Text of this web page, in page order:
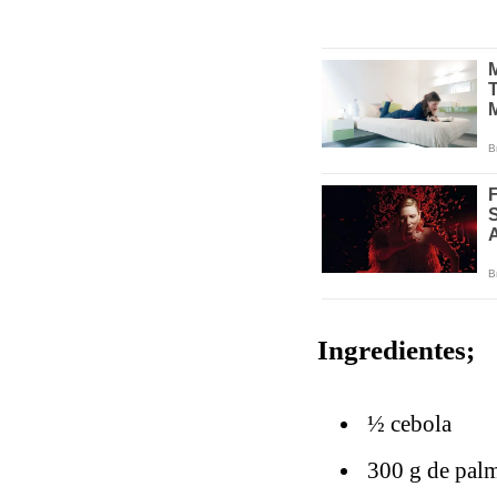
Ingredientes;
½ cebola
300 g de